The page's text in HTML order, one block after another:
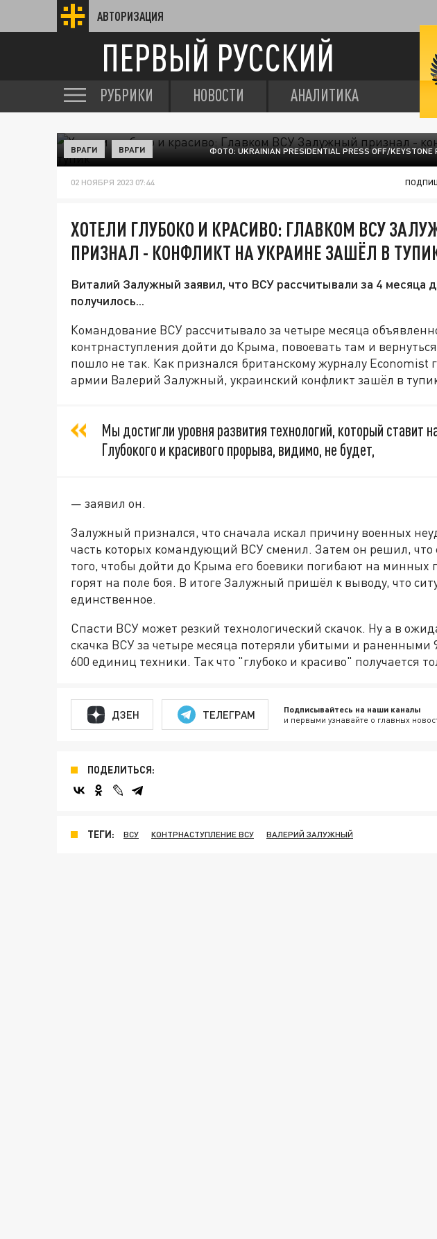
АВТОРИЗАЦИЯ
ПЕРВЫЙ РУССКИЙ
РУБРИКИ НОВОСТИ АНАЛИТИКА
ФОТО: UKRAINIAN PRESIDENTIAL PRESS OFF/KEYSTONE
ВРАГИ ВРАГИ
02 НОЯБРЯ 2023 07:44
ХОТЕЛИ ГЛУБОКО И КРАСИВО: ГЛАВКОМ ВСУ
ПРИЗНАЛ - КОНФЛИКТ НА УКРАИНЕ ЗАШЁЛ В
Виталий Залужный заявил, что ВСУ рассчитывали за 4 месяца
получилось...
Командование ВСУ рассчитывало за четыре месяца
контрнаступления дойти до Крыма, повоевать там и
пошло не так. Как признался британскому журналу Economist
армии Валерий Залужный, украинский конфликт зашёл в
Мы достигли уровня развития технологий, который ставит
Глубокого и красивого прорыва, видимо, не будет,
— заявил он.
Залужный признался, что сначала искал причину военных
часть которых командующий ВСУ сменил. Затем он решил, что
того, чтобы дойти до Крыма его боевики погибают на минных
горят на поле боя. В итоге Залужный пришёл к выводу, что
единственное.
Спасти ВСУ может резкий технологический скачок. Ну а в
скачка ВСУ за четыре месяца потеряли убитыми и раненными
600 единиц техники. Так что "глубоко и красиво" получается
ДЗЕН ТЕЛЕГРАМ Подписывайтесь на наши каналы
и первыми узнавайте о главных
ПОДЕЛИТЬСЯ:
ТЕГИ: ВСУ КОНТРНАСТУПЛЕНИЕ ВСУ ВАЛЕРИЙ ЗАЛУЖНЫЙ